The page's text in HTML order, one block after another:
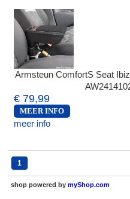
Armsteun ComfortS Seat
€ 79,99
MEER INFO
meer info
1
shop powered bymyShop.com